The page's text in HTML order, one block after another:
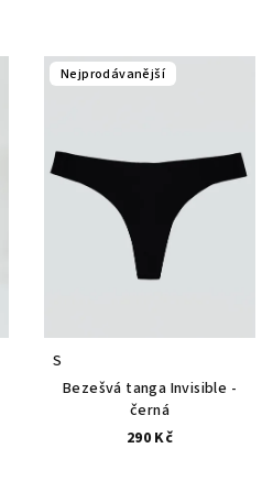
Nejprodávanější
S
Bezešvá tanga Invisible -
černá
290 Kč